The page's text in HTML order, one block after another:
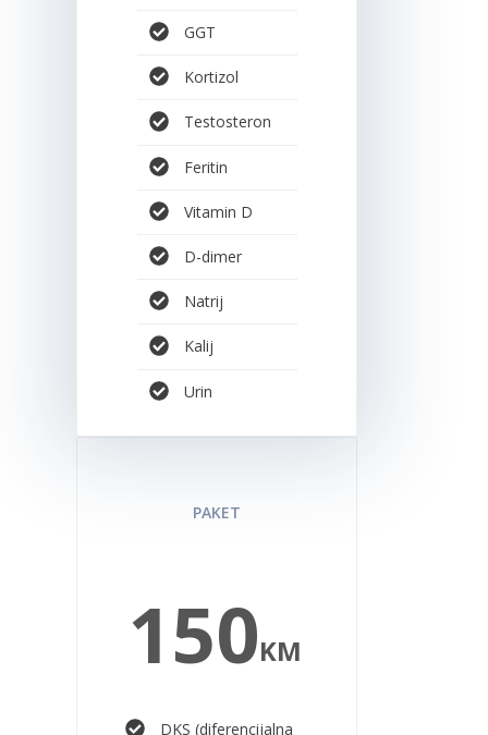
GGT
Kortizol
Testosteron
Feritin
Vitamin D
D-dimer
Natrij
Kalij
Urin
PAKET
150KM
DKS (diferencijalna